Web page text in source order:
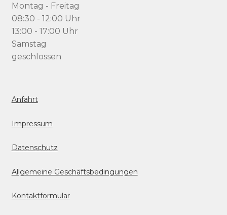
Montag - Freitag
08:30 - 12:00 Uhr
13:00 - 17:00 Uhr
Samstag
geschlossen
Anfahrt
Impressum
Datenschutz
Allgemeine Geschäftsbedingungen
Kontaktformular